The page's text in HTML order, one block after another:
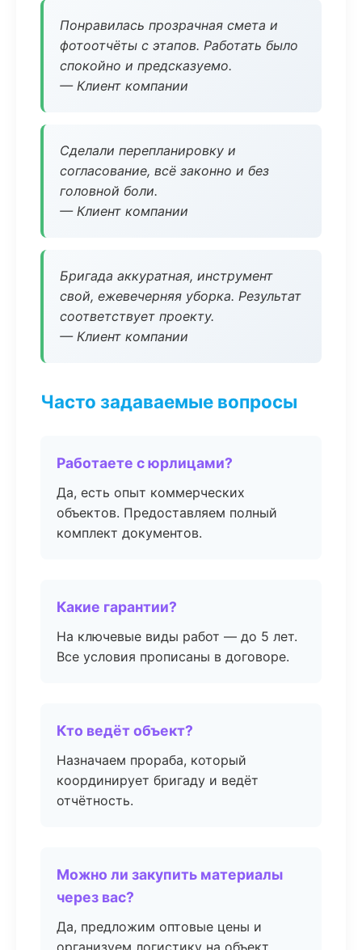
Понравилась прозрачная смета и
фотоотчёты с этапов. Работать было
спокойно и предсказуемо.
— Клиент компании
Сделали перепланировку и
согласование, всё законно и без
головной боли.
— Клиент компании
Бригада аккуратная, инструмент
свой, ежевечерняя уборка. Результат
соответствует проекту.
— Клиент компании
Часто задаваемые вопросы
Работаете с юрлицами?
Да, есть опыт коммерческих
объектов. Предоставляем полный
комплект документов.
Какие гарантии?
На ключевые виды работ — до 5 лет.
Все условия прописаны в договоре.
Кто ведёт объект?
Назначаем прораба, который
координирует бригаду и ведёт
отчётность.
Можно ли закупить материалы
через вас?
Да, предложим оптовые цены и
организуем логистику на объект.